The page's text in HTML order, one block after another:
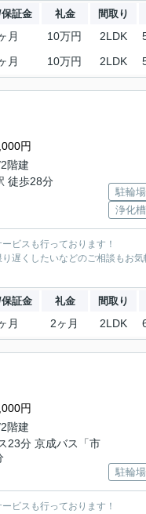
証金 礼金 間取り
月 10万円 2LDK
月 10万円 2LDK
円
階建
徒歩28分
駐輪場
浄化
ビスも行っております！
遅くしたいなどのご相談もお
証金 礼金 間取り
月 2ヶ月 2LDK
円
階建
23分 京成バス「市
駐輪場
ビスも行っております！